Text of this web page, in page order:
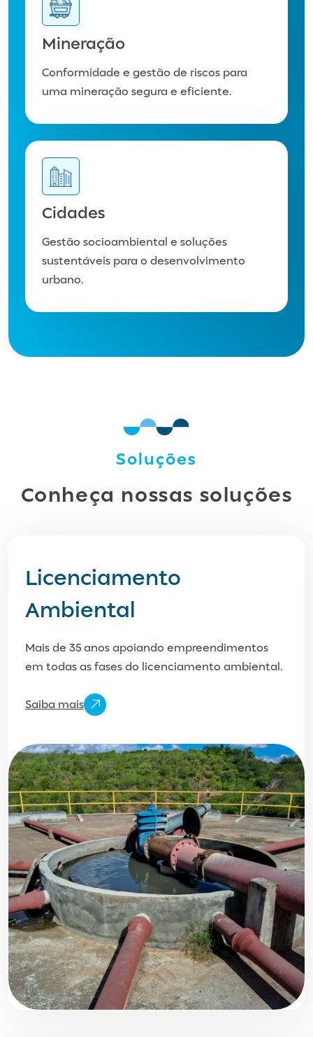
Mineração
​Conformidade e gestão de riscos para
uma mineração segura e eficiente.
Cidades ​
Gestão socioambiental e soluções
sustentáveis para o desenvolvimento
urbano.
Soluções
Conheça nossas soluções
Licenciamento
Ambiental
Mais de 35 anos apoiando empreendimentos
em todas as fases do licenciamento ambiental.
Saiba mais